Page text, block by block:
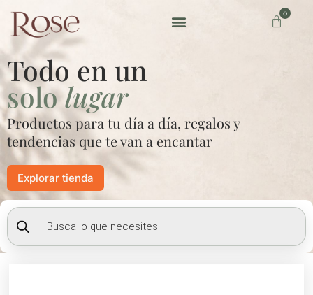
contenido
0
Carrito
Todo en un
sololugar
Productos para tu día a día, regalos y
tendencias que te van a encantar
Explorar tienda
Búsqueda
de
productos